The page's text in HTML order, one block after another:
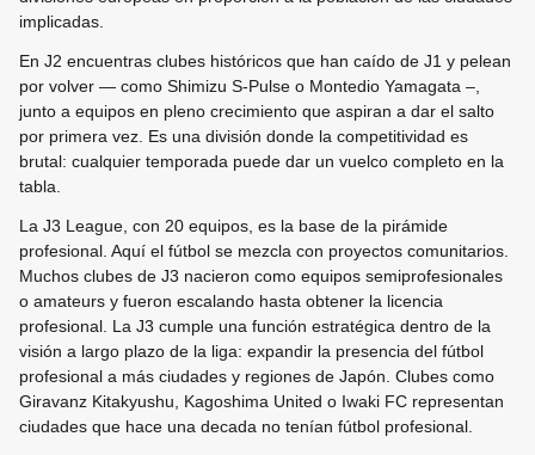
implicadas.
En J2 encuentras clubes históricos que han caído de J1 y pelean
por volver — como Shimizu S-Pulse o Montedio Yamagata –,
junto a equipos en pleno crecimiento que aspiran a dar el salto
por primera vez. Es una división donde la competitividad es
brutal: cualquier temporada puede dar un vuelco completo en la
tabla.
La J3 League, con 20 equipos, es la base de la pirámide
profesional. Aquí el fútbol se mezcla con proyectos comunitarios.
Muchos clubes de J3 nacieron como equipos semiprofesionales
o amateurs y fueron escalando hasta obtener la licencia
profesional. La J3 cumple una función estratégica dentro de la
visión a largo plazo de la liga: expandir la presencia del fútbol
profesional a más ciudades y regiones de Japón. Clubes como
Giravanz Kitakyushu, Kagoshima United o Iwaki FC representan
ciudades que hace una decada no tenían fútbol profesional.